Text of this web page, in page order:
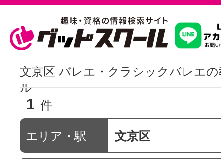
習いたいこ
駅・路線か
文京区 バレエ・クラシックバレエ
ル
1 件
エリア・駅 文京区